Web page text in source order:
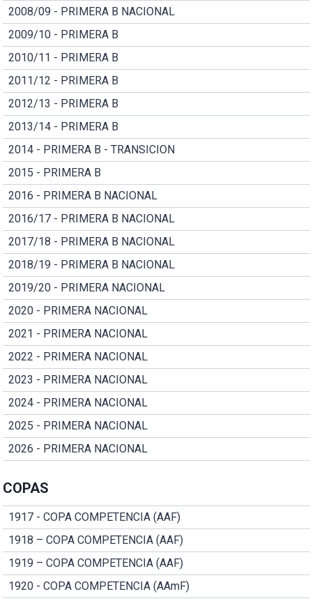
2008/09 - PRIMERA B NACIONAL
2009/10 - PRIMERA B
2010/11 - PRIMERA B
2011/12 - PRIMERA B
2012/13 - PRIMERA B
2013/14 - PRIMERA B
2014 - PRIMERA B - TRANSICION
2015 - PRIMERA B
2016 - PRIMERA B NACIONAL
2016/17 - PRIMERA B NACIONAL
2017/18 - PRIMERA B NACIONAL
2018/19 - PRIMERA B NACIONAL
2019/20 - PRIMERA NACIONAL
2020 - PRIMERA NACIONAL
2021 - PRIMERA NACIONAL
2022 - PRIMERA NACIONAL
2023 - PRIMERA NACIONAL
2024 - PRIMERA NACIONAL
2025 - PRIMERA NACIONAL
2026 - PRIMERA NACIONAL
COPAS
1917 - COPA COMPETENCIA (AAF)
1918 – COPA COMPETENCIA (AAF)
1919 – COPA COMPETENCIA (AAF)
1920 - COPA COMPETENCIA (AAmF)